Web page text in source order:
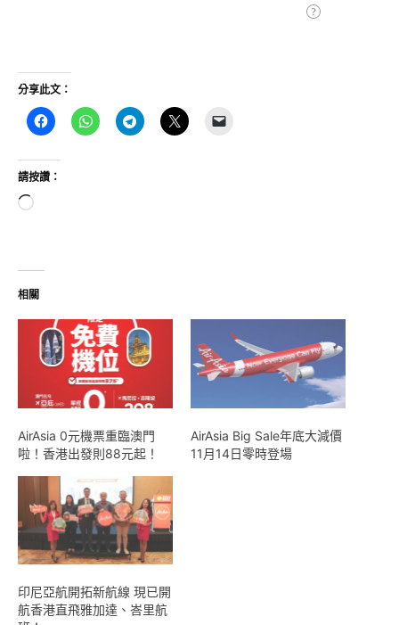
分享此文：
請按讚：
正
入...
相關
AirAsia 0元機票重臨澳門
啦！香港出發則88元起！
AirAsia Big Sale年底大減價
11月14日零時登場
印尼亞航開拓新航線 現已開
航香港直飛雅加達、峇里航